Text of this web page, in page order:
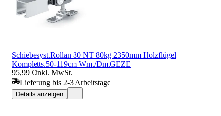
Schiebesyst.Rollan 80 NT 80kg 2350mm Holzflügel
Kompletts.50-119cm Wm./Dm.GEZE
95,99 €inkl. MwSt.
Lieferung bis 2-3 Arbeitstage
Details anzeigen